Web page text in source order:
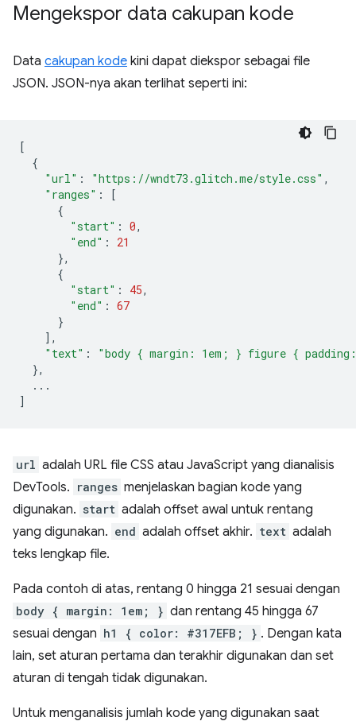
Mengekspor data cakupan kode
Data cakupan kode kini dapat diekspor sebagai file
JSON. JSON-nya akan terlihat seperti ini:
[
{
"url" : "https://wndt73.glitch.me/style.css" ,
"ranges" :
[
{
"start" : 0,
"end" :
21
},
{
"start" : 45,
"end" : 67
}
],
"text" :
"body { margin: 1em; } figure {
},
...
]
url adalah URL file CSS atau JavaScript yang dianalisis
DevTools. ranges menjelaskan bagian kode yang
digunakan. start adalah offset awal untuk rentang
yang digunakan. end adalah offset akhir. text adalah
teks lengkap file.
Pada contoh di atas, rentang 0 hingga 21 sesuai dengan
body { margin: 1em; } dan rentang 45 hingga 67
sesuai dengan h1 { color: #317EFB; } . Dengan kata
lain, set aturan pertama dan terakhir digunakan dan set
aturan di tengah tidak digunakan.
Untuk menganalisis jumlah kode yang digunakan saat